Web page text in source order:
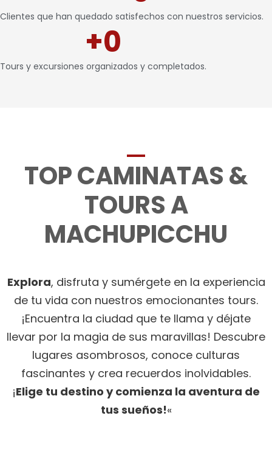
Clientes que han quedado satisfechos con nuestros servicios.
+0
Tours y excursiones organizados y completados.
TOP CAMINATAS &
TOURS A
MACHUPICCHU
Explora, disfruta y sumérgete en la experiencia
de tu vida con nuestros emocionantes tours.
¡Encuentra la ciudad que te llama y déjate
llevar por la magia de sus maravillas! Descubre
lugares asombrosos, conoce culturas
fascinantes y crea recuerdos inolvidables.
¡Elige tu destino y comienza la aventura de
tus sueños!«